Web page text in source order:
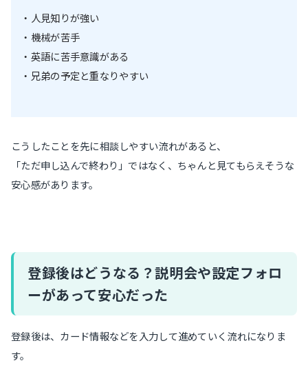
・人見知りが強い
・機械が苦手
・英語に苦手意識がある
・兄弟の予定と重なりやすい
こうしたことを先に相談しやすい流れがあると、
「ただ申し込んで終わり」ではなく、ちゃんと見てもらえそうな
安心感があります。
登録後はどうなる？説明会や設定フォロ
ーがあって安心だった
登録後は、カード情報などを入力して進めていく流れになりま
す。